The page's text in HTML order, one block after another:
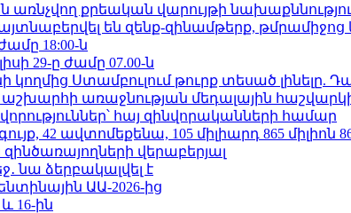
առնչվող քրեական վարույթի
են զենք-զինամթերք,
18:00-ն
29-ը ժամը 07.00-ն
Ստամբուլում թուրք տեսած լինելը.
առաջնության մեդալային
հայ զինվորականների համար
42 ավտոմեքենա, 105 միլիարդ 865 միլիոն
վերաբերյալ
նա ձերբակալվել է
ԱԱ-2026-ից
16-ին